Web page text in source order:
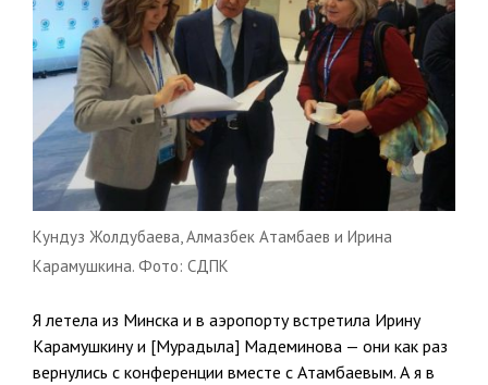
Кундуз Жолдубаева, Алмазбек Атамбаев и Ирина
Карамушкина. Фото: СДПК
Я летела из Минска и в аэропорту встретила Ирину
Карамушкину и [Мурадыла] Мадеминова — они как раз
вернулись с конференции вместе с Атамбаевым. А я в